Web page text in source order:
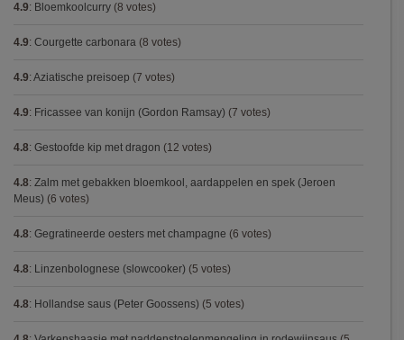
4.9: Bloemkoolcurry (8 votes)
4.9: Courgette carbonara (8 votes)
4.9: Aziatische preisoep (7 votes)
4.9: Fricassee van konijn (Gordon Ramsay) (7 votes)
4.8: Gestoofde kip met dragon (12 votes)
4.8: Zalm met gebakken bloemkool, aardappelen en spek (Jeroen
Meus) (6 votes)
4.8: Gegratineerde oesters met champagne (6 votes)
4.8: Linzenbolognese (slowcooker) (5 votes)
4.8: Hollandse saus (Peter Goossens) (5 votes)